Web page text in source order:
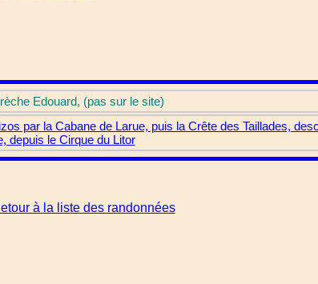
Edouard, (pas sur le site)
par la Cabane de Larue, puis la Crête des Taillades,
depuis le Cirque du Litor
à la liste des randonnées